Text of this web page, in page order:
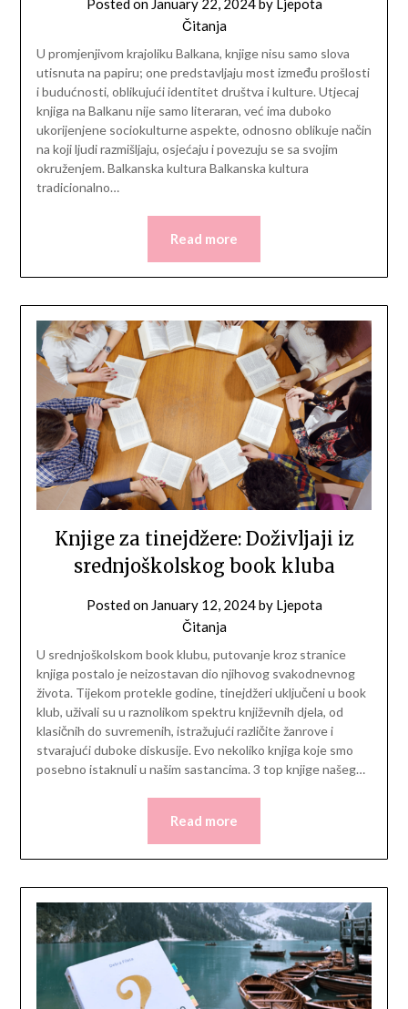
Posted on January 22, 2024by Ljepota
Čitanja
U promjenjivom krajoliku Balkana, knjige nisu samo slova
utisnuta na papiru; one predstavljaju most između prošlosti
i budućnosti, oblikujući identitet društva i kulture. Utjecaj
knjiga na Balkanu nije samo literaran, već ima duboko
ukorijenjene sociokulturne aspekte, odnosno oblikuje način
na koji ljudi razmišljaju, osjećaju i povezuju se sa svojim
okruženjem. Balkanska kultura Balkanska kultura
tradicionalno…
Read more
Knjige za tinejdžere: Doživljaji iz
srednjoškolskog book kluba
Posted on January 12, 2024by Ljepota
Čitanja
U srednjoškolskom book klubu, putovanje kroz stranice
knjiga postalo je neizostavan dio njihovog svakodnevnog
života. Tijekom protekle godine, tinejdžeri uključeni u book
klub, uživali su u raznolikom spektru književnih djela, od
klasičnih do suvremenih, istražujući različite žanrove i
stvarajući duboke diskusije. Evo nekoliko knjiga koje smo
posebno istaknuli u našim sastancima. 3 top knjige našeg…
Read more